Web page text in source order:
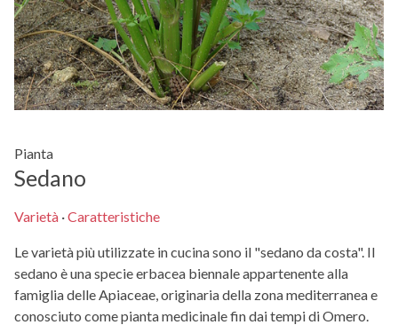
Pianta
Sedano
Varietà ·Caratteristiche
Le varietà più utilizzate in cucina sono il "sedano da costa". Il
sedano è una specie erbacea biennale appartenente alla
famiglia delle Apiaceae, originaria della zona mediterranea e
conosciuto come pianta medicinale fin dai tempi di Omero.